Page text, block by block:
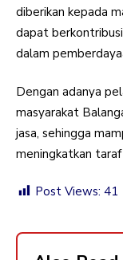
diberikan kepada
dapat
dalam
Dengan adanya
masyarakat
jasa, sehingga
meningkatkan
Post Views: 41